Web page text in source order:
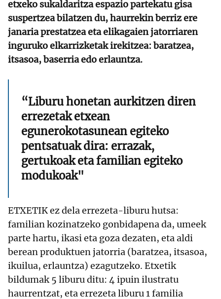
etxeko sukaldaritza espazio partekatu gisa
suspertzea bilatzen du, haurrekin berriz ere
janaria prestatzea eta elikagaien jatorriaren
inguruko elkarrizketak irekitzea: baratzea,
itsasoa, baserria edo erlauntza.
“Liburu honetan aurkitzen diren
errezetak etxean
egunerokotasunean egiteko
pentsatuak dira: errazak,
gertukoak eta familian egiteko
modukoak"
ETXETIK ez dela errezeta-liburu hutsa:
familian kozinatzeko gonbidapena da, umeek
parte hartu, ikasi eta goza dezaten, eta aldi
berean produktuen jatorria (baratzea, itsasoa,
ikuilua, erlauntza) ezagutzeko. Etxetik
bildumak 5 liburu ditu: 4 ipuin ilustratu
haurrentzat, eta errezeta liburu 1 familia